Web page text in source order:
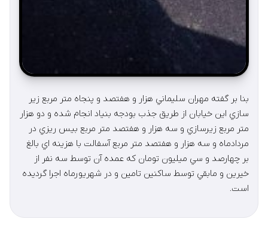
بنا بر گفته مهران سليماني هزار و هفتصد و پنجاه متر مربع زير
سازي اين خيابان از طريق جذب بودجه بنياد انجام شده و دو هزار
متر مربع زيرسازي و سه هزار و هفتصد متر مربع بيس ريزي در
مردادماه و سه هزار و هفتصد متر مربع آسفالت با هزينه اي بالغ
بر چهارصد و سي ميليون تومان كه عمده آن توسط سه نفر از
خيرين و مابقي توسط ساكنين تامين و در شهريورماه اجرا گرديده
است.